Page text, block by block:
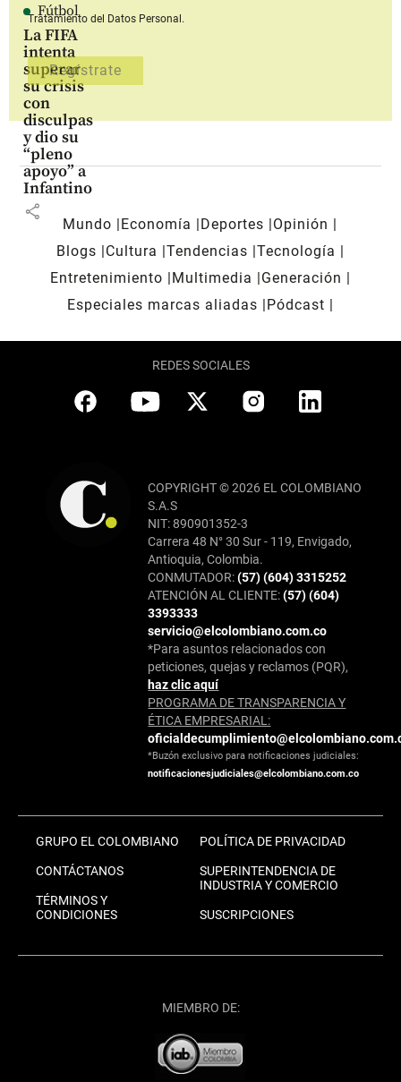
Fútbol
La FIFA
intenta
superar
su crisis
con
disculpas
y dio su
“pleno
apoyo” a
Infantino
share
Tratamiento del Datos Personal.
Mundo Economía Deportes
Opinión
Blogs
Cultura Tendencias Tecnología
Entretenimiento
Multimedia
Generación
Especiales marcas aliadas
Pódcast
REDES SOCIALES
COPYRIGHT © 2026 EL COLOMBIANO
S.A.S
NIT: 890901352-3
Carrera 48 N° 30 Sur - 119, Envigado,
Antioquia, Colombia.
CONMUTADOR:(57) (604) 3315252
ATENCIÓN AL CLIENTE:(57) (604)
3393333
servicio@elcolombiano.com.co
*Para asuntos relacionados con
peticiones, quejas y reclamos (PQR),
haz clic aquí
PROGRAMA DE TRANSPARENCIA Y
ÉTICA EMPRESARIAL:
*Buzón exclusivo para notificaciones judiciales:
notificacionesjudiciales@elcolombiano.com.co
GRUPO EL COLOMBIANO
CONTÁCTANOS
TÉRMINOS Y
CONDICIONES
POLÍTICA DE PRIVACIDAD
SUPERINTENDENCIA DE
INDUSTRIA Y COMERCIO
SUSCRIPCIONES
MIEMBRO DE: